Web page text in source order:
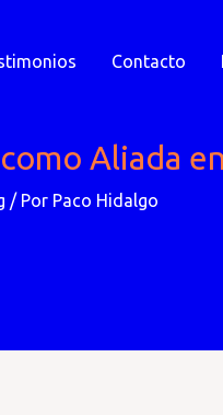
Contacto
Aliada
/ Por Paco Hidalgo